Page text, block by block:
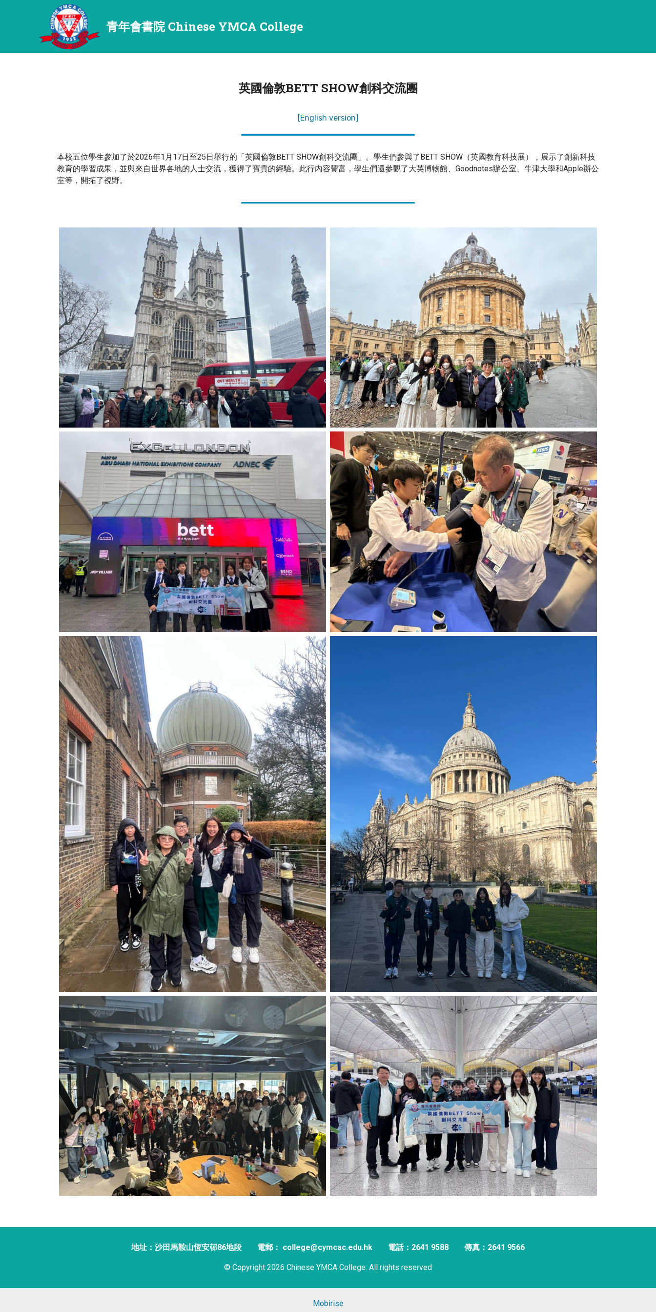
青年會書院 Chinese YMCA College
英國倫敦BETT SHOW創科交流團
[English version]
本校五位學生參加了於2026年1月17日至25日舉行的「英國倫敦BETT SHOW創科交流團」。學生們參與了BETT SHOW（英國教育科技展），展示了創新科技
教育的學習成果，並與來自世界各地的人士交流，獲得了寶貴的經驗。此行內容豐富，學生們還參觀了大英博物館、Goodnotes辦公室、牛津大學和Apple辦公
室等，開拓了視野。
地址：沙田馬鞍山恆安邨86地段 電郵： college@cymcac.edu.hk 電話：2641 9588 傳真：2641 9566
© Copyright 2026 Chinese YMCA College. All rights reserved
Mobirise